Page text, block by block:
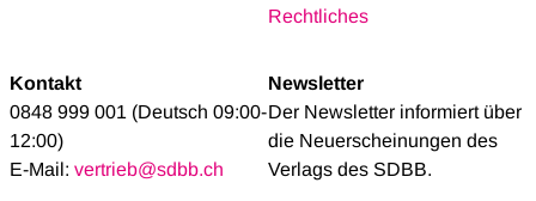
Rechtliches
Kontakt
0848 999 001 (Deutsch 09:00-
12:00)
E-Mail: vertrieb@sdbb.ch
Newsletter
Der Newsletter informiert über
die Neuerscheinungen des
Verlags des SDBB.